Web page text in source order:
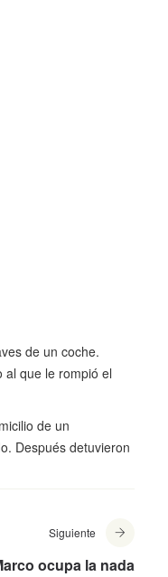
de un coche.
al que le rompió el
de un
Después detuvieron
Siguiente
ocupa la nada